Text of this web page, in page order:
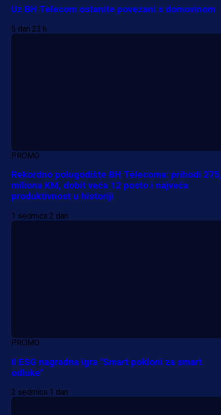
Uz BH Telecom ostanite povezani s domovinom
5 dan 23 h
PROMO
Rekordno polugodište BH Telecoma: prihodi
miliona KM, dobit veća 12 posto i najveća
produktivnost u historiji
1 sedmica 2 dan
PROMO
II ESG nagradna igra "Smart pokloni za smart
odluke"
2 sedmica 1 dan